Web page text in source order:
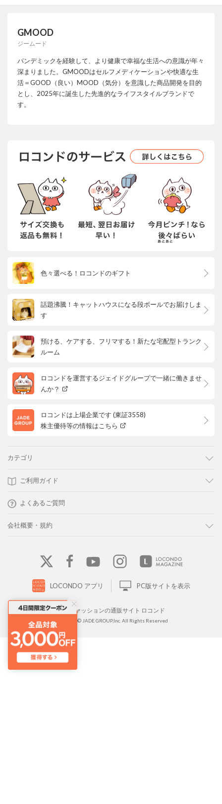
GMOOD
ジームード
パンデミックを経験して、より健康で幸福な生活への意識が年々
深まりました。GMOODはセルフメディケーションや快適な生
活＝GOOD（良い）MOOD（気分）を意識した商品開発を目的
とし、2025年に誕生した先進的なライフスタイルブランドで
す。
色々選べる！ロコンドのギフト
話題沸騰！キャットハウスになる段ボールでお届けしま
す
預ける、ケアする、フリマする！新たな宅配型トランク
ルーム
ロコンドを運営するジェイドグループで一緒に働きませ
んか？
ロコンドは上場企業です (東証3558)
株主優待等の情報はこちら
カテゴリ
ご利用ガイド
よくあるご質問
会社概要・規約
LOCONDO アプリ PC版サイトを表示
靴とファッションの通販サイト ロコンド
Copyright © JADE GROUP,Inc. All Rights Reserved